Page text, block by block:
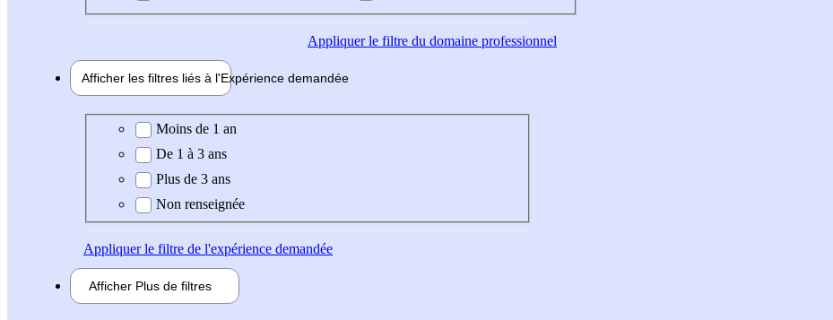
Appliquerle filtre du domaine professionnel
Afficher les filtres liés à l'Expérience demandée
Expérience demandée
Moins de 1 an
De 1 à 3 ans
Plus de 3 ans
Non renseignée
Appliquerle filtre de l'expérience demandée
Afficher Plus de filtres